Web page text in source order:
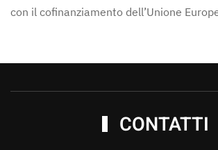
con il cofinanziamento dell’Unione
CONTATTI